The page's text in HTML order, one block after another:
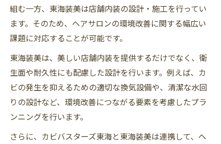
組む一方、東海装美は店舗内装の設計・施工を行ってい
ます。そのため、ヘアサロンの環境改善に関する幅広い
課題に対応することが可能です。
東海装美は、美しい店舗内装を提供するだけでなく、衛
生面や耐久性にも配慮した設計を行います。例えば、カ
ビの発生を抑えるための適切な換気設備や、清潔な水回
りの設計など、環境改善につながる要素を考慮したプラ
ンニングを行います。
さらに、カビバスターズ東海と東海装美は連携して、ヘ